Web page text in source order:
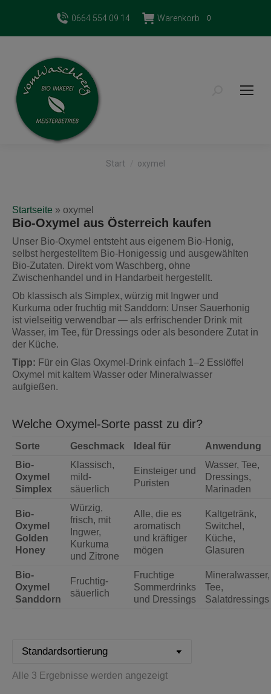
0664 554 09 14 Warenkorb 0
Search:
Start oxymel
Startseite » oxymel
Bio-Oxymel aus Österreich kaufen
Unser Bio-Oxymel entsteht aus eigenem Bio-Honig,
selbst hergestelltem Bio-Honigessig und ausgewählten
Bio-Zutaten. Direkt vom Waschberg, ohne
Zwischenhandel und in Handarbeit hergestellt.
Ob klassisch als Simplex, würzig mit Ingwer und
Kurkuma oder fruchtig mit Sanddorn: Unser Sauerhonig
ist vielseitig verwendbar — als erfrischender Drink mit
Wasser, im Tee, für Dressings oder als besondere Zutat in
der Küche.
Tipp: Für ein Glas Oxymel-Drink einfach 1–2 Esslöffel
Oxymel mit kaltem Wasser oder Mineralwasser
aufgießen.
Welche Oxymel-Sorte passt zu dir?
Sorte Geschmack Ideal für
Anwendung
Bio-
Oxymel
Simplex
Klassisch,
mild-
säuerlich
Einsteiger und
Puristen
Wasser, Tee,
Dressings,
Marinaden
Bio-
Oxymel
Golden
Honey
Würzig,
frisch, mit
Ingwer,
Kurkuma
und Zitrone
Alle, die es
aromatisch
und kräftiger
mögen
Kaltgetränk,
Switchel,
Küche,
Glasuren
Bio-
Oxymel
Sanddorn
Fruchtig-
säuerlich
Fruchtige
Sommerdrinks
und Dressings
Mineralwasser,
Tee,
Salatdressings
Alle 3 Ergebnisse werden angezeigt